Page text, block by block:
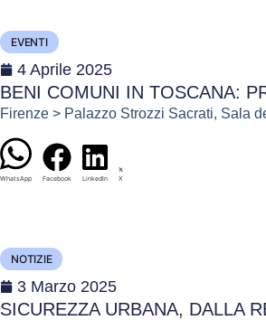
EVENTI
4 Aprile 2025
BENI COMUNI IN TOSCANA:
Firenze > Palazzo Strozzi Sacrati, Sala
WhatsApp Facebook LinkedIn X
NOTIZIE
3 Marzo 2025
SICUREZZA URBANA, DALLA